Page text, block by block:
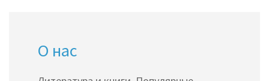
остаются актуальными всегда.
О нас